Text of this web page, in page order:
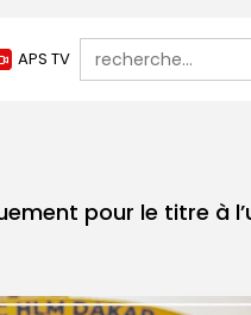
APS TV
Search
for:
pour le titre à